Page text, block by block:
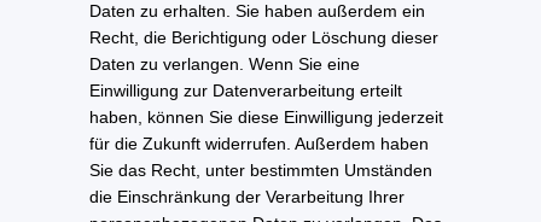
Daten zu erhalten. Sie haben außerdem ein
Recht, die Berichtigung oder Löschung dieser
Daten zu verlangen. Wenn Sie eine
Einwilligung zur Datenverarbeitung erteilt
haben, können Sie diese Einwilligung jederzeit
für die Zukunft widerrufen. Außerdem haben
Sie das Recht, unter bestimmten Umständen
die Einschränkung der Verarbeitung Ihrer